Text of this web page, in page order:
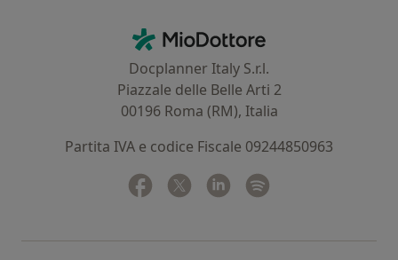
MioDottore - Homepage
Docplanner Italy S.r.l.
Piazzale delle Belle Arti 2
00196 Roma (RM), Italia
Partita IVA e codice Fiscale 09244850963
Facebook
si apre in una nuova scheda
Twitter
si apre in una nuova scheda
Linkedin
si apre in una nuova